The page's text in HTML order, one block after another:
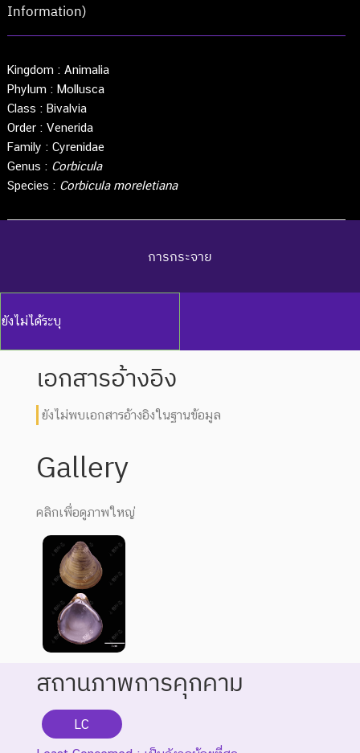
Information)
Kingdom : Animalia
Phylum : Mollusca
Class :Bivalvia
Order : Venerida
Family :Cyrenidae
Genus : Corbicula
Species : Corbicula moreletiana
การกระจาย
ยังไม่ได้ระบุ
เอกสารอ้างอิง
ยังไม่พบเอกสารอ้างอิงในฐานข้อมูล
Gallery
คลิกเพื่อดูภาพใหญ่
สถานภาพการคุกคาม
LC